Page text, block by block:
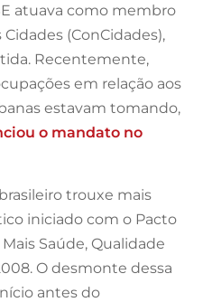
atuava como membro
(ConCidades),
Recentemente,
em relação aos
estavam tomando,
o mandato no
trouxe mais
iniciado com o Pacto
Saúde, Qualidade
O desmonte dessa
antes do